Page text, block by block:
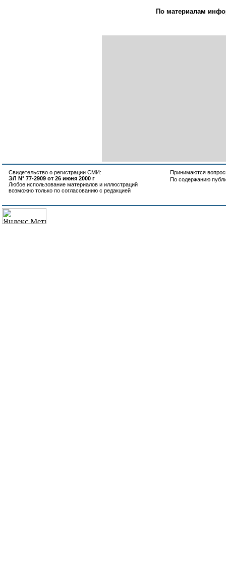
По материалам
Свидетельство о регистрации СМИ:
ЭЛ N° 77-2909 от 26 июня 2000 г
Любое использование материалов и иллюстраций
возможно только по согласованию с редакцией
Принимаются
По содержанию